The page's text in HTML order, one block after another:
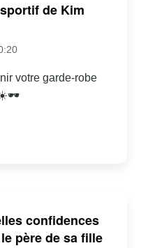
de Kim
votre garde-robe
confidences
père de sa fille